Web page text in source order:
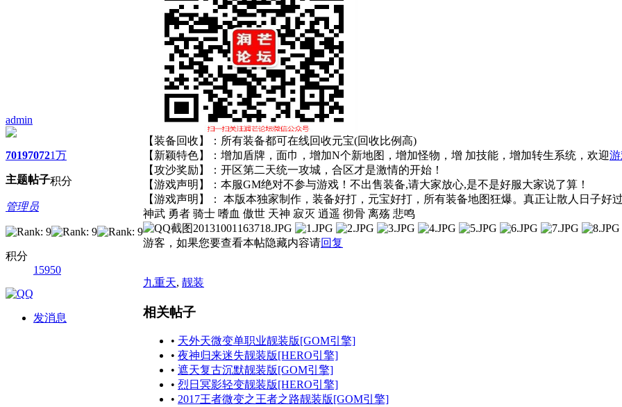
admin
7019
主题
7072
帖子
1万
积分
管理员
积分
15950
发消息
【装备回收】：所有装备都可在线回收元宝(回收比例高)
【新颖特色】：增加盾牌，面巾，增加N个新地图，增加怪物，增 加技能，增加转生系统，欢迎
【攻沙奖励】：开区第二天统一攻城，合区才是激情的开始！
【游戏声明】：本服GM绝对不参与游戏！不出售装备,请大家放心,是不是好服大家说了算！
【游戏声明】： 本版本独家制作，装备好打，元宝好打，所有装备地图狂爆。真正让散人日子好
神武 勇者 骑士 嗜血 傲世 天神 寂灭 逍遥 彻骨 离殇 悲鸣
游客，如果您要查看本帖隐藏内容请回复
九重天, 靓装
相关帖子
• 天外天微变单职业靓装版[GOM引擎]
• 夜神归来迷失靓装版[HERO引擎]
• 遮天复古沉默靓装版[GOM引擎]
• 烈日冥影轻变靓装版[HERO引擎]
• 2017王者微变之王者之路靓装版[GOM引擎]